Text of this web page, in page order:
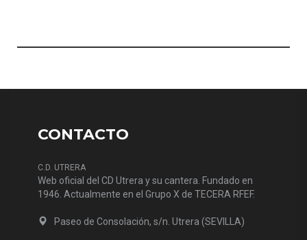
CONTACTO
C.D. UTRERA
Web oficial del CD Utrera y su cantera. Fundado en
1946. Actualmente en el Grupo X de TECERA RFEF.
Paseo de Consolación, s/n. Utrera (SEVILLA)